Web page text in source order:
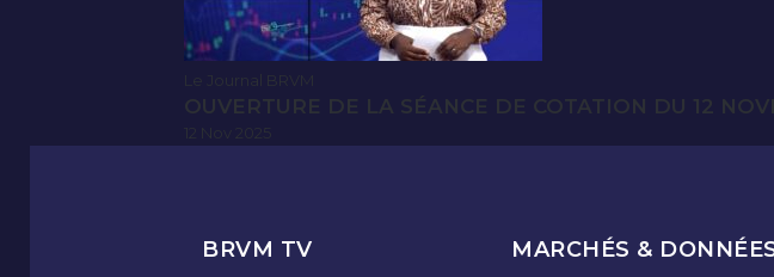
Le Journal BRVM
OUVERTURE DE LA SÉANCE DE COTATION DU 12
BRVM TV MARCHÉS &